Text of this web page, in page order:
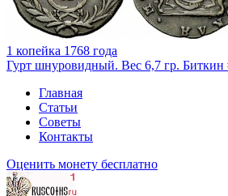
1 копейка 1768 года
Гурт шнуровидный. Вес 6,7 гр. Биткин
Главная
Статьи
Советы
Контакты
Оценить монету бесплатно